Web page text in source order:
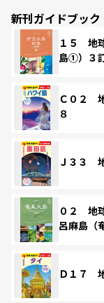
新刊ガイドブック
１５ 地
島①）３
Ｃ０２
８
Ｊ３３
０２ 地
呂麻島（
Ｄ１７